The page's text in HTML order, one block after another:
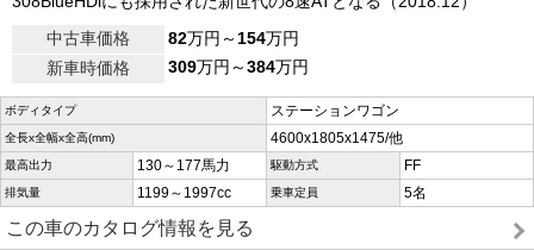
中古車価格
82万円～154万円
新車時価格
309万円～384万円
ボディタイプ ステーションワゴン
全長x全幅x全高(mm) 4600x1805x1475/他
最高出力 130～177馬力 駆動方式 FF
排気量 1199～1997cc 乗車定員 5名
この車のカタログ情報を見る